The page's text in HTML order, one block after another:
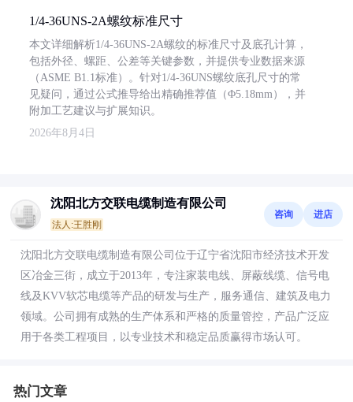
1/4-36UNS-2A螺纹标准尺寸
本文详细解析1/4-36UNS-2A螺纹的标准尺寸及底孔计算，
包括外径、螺距、公差等关键参数，并提供专业数据来源
（ASME B1.1标准）。针对1/4-36UNS螺纹底孔尺寸的常
见疑问，通过公式推导给出精确推荐值（Φ5.18mm），并
附加工艺建议与扩展知识。
2026年8月4日
沈阳北方交联电缆制造有限公司
法人:王胜刚
咨询 进店
沈阳北方交联电缆制造有限公司位于辽宁省沈阳市经济技术开发
区冶金三街，成立于2013年，专注家装电线、屏蔽线缆、信号电
线及KVV软芯电缆等产品的研发与生产，服务通信、建筑及电力
领域。公司拥有成熟的生产体系和严格的质量管控，产品广泛应
用于各类工程项目，以专业技术和稳定品质赢得市场认可。
热门文章